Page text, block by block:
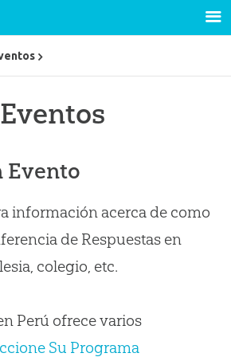
Eventos
Evento
información acerca de como
de Respuestas en
colegio, etc.
Perú ofrece varios
Su Programa